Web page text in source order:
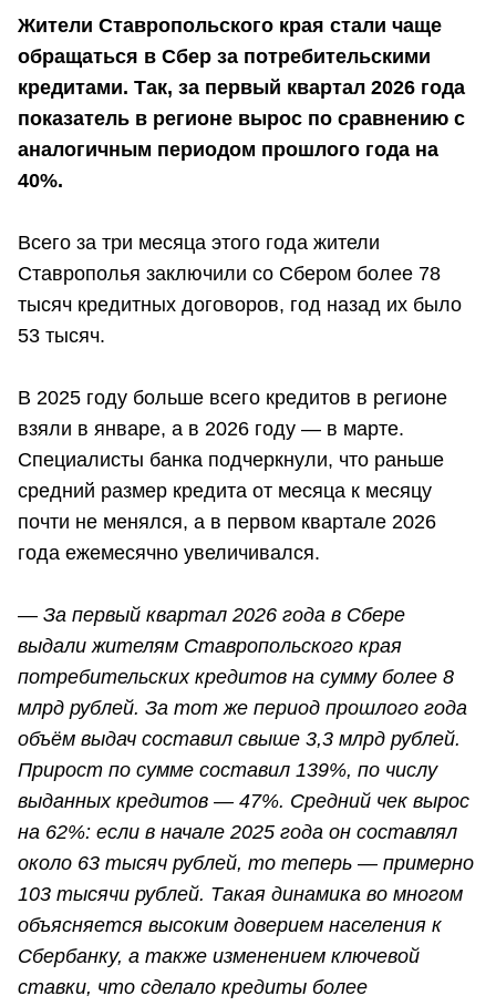
Жители Ставропольского края стали чаще
обращаться в Сбер за потребительскими
кредитами. Так, за первый квартал 2026 года
показатель в регионе вырос по сравнению с
аналогичным периодом прошлого года на
40%.
Всего за три месяца этого года жители
Ставрополья заключили со Сбером более 78
тысяч кредитных договоров, год назад их было
53 тысяч.
В 2025 году больше всего кредитов в регионе
взяли в январе, а в 2026 году — в марте.
Специалисты банка подчеркнули, что раньше
средний размер кредита от месяца к месяцу
почти не менялся, а в первом квартале 2026
года ежемесячно увеличивался.
— За первый квартал 2026 года в Сбере
выдали жителям Ставропольского края
потребительских кредитов на сумму более 8
млрд рублей. За тот же период прошлого года
объём выдач составил свыше 3,3 млрд рублей.
Прирост по сумме составил 139%, по числу
выданных кредитов — 47%. Средний чек вырос
на 62%: если в начале 2025 года он составлял
около 63 тысяч рублей, то теперь — примерно
103 тысячи рублей. Такая динамика во многом
объясняется высоким доверием населения к
Сбербанку, а также изменением ключевой
ставки, что сделало кредиты более